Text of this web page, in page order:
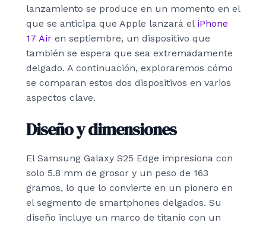
lanzamiento se produce en un momento en el
que se anticipa que Apple lanzará el iPhone
17 Air en septiembre, un dispositivo que
también se espera que sea extremadamente
delgado. A continuación, exploraremos cómo
se comparan estos dos dispositivos en varios
aspectos clave.
Diseño y dimensiones
El Samsung Galaxy S25 Edge impresiona con
solo 5.8 mm de grosor y un peso de 163
gramos, lo que lo convierte en un pionero en
el segmento de smartphones delgados. Su
diseño incluye un marco de titanio con un